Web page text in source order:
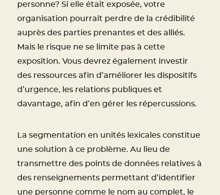
personne? Si elle était exposée, votre
organisation pourrait perdre de la crédibilité
auprès des parties prenantes et des alliés.
Mais le risque ne se limite pas à cette
exposition. Vous devrez également investir
des ressources afin d’améliorer les dispositifs
d’urgence, les relations publiques et
davantage, afin d’en gérer les répercussions.
La segmentation en unités lexicales constitue
une solution à ce problème. Au lieu de
transmettre des points de données relatives à
des renseignements permettant d’identifier
une personne comme le nom au complet, le